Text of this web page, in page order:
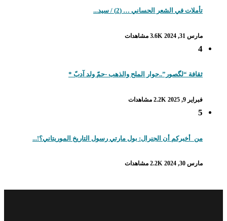
تأملات في الشعر الحساني … (2) / سيد...
مارس 31, 2024 3.6K مشاهدات
4
ثقافة “لگصور”..حوار الملح والذهب -حمّ ولد آدبّ *
فبراير 9, 2025 2.2K مشاهدات
5
من_أخبركم أن الجنرال: بول مارتي رسول التاريخ الموريتاني؟!...
مارس 30, 2024 2.2K مشاهدات